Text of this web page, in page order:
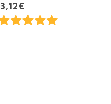
3,12€